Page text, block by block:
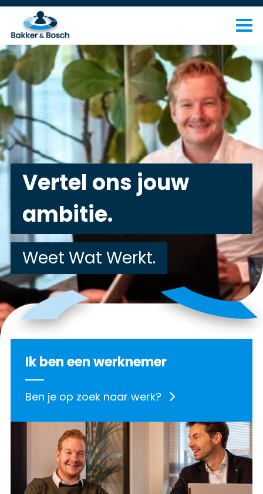
Vertel ons jouw
ambitie.
Weet Wat Werkt.
Ik ben een werknemer
Ben je op zoek naar werk?